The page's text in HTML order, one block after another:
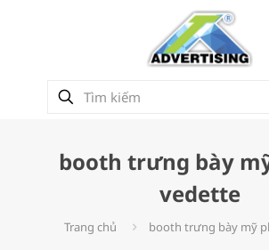
booth trưng bày
vedette
Trang chủ booth trưng bày mỹ